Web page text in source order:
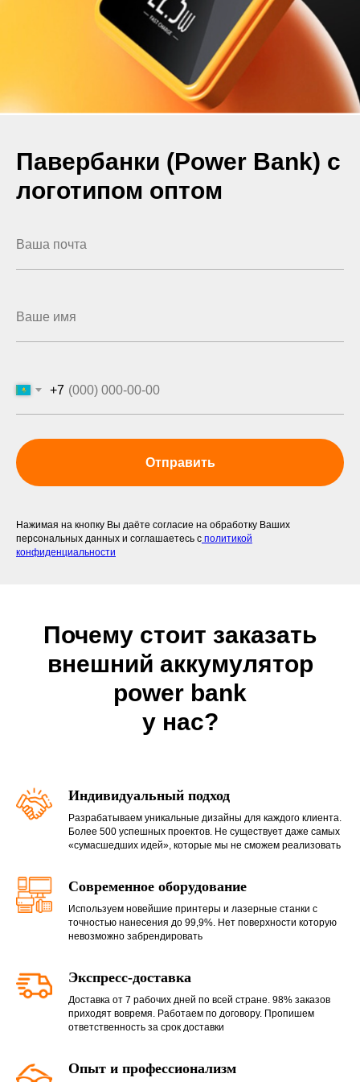
Павербанки (Power Bank) с
логотипом оптом
+7
Отправить
Нажимая на кнопку Вы даёте согласие на обработку Ваших
персональных данных и соглашаетесь с политикой
конфиденциальности
Почему стоит заказать
внешний аккумулятор
power bank
у нас?
Индивидуальный подход
Разрабатываем уникальные дизайны для каждого клиента.
Более 500 успешных проектов. Не существует даже самых
«сумасшедших идей», которые мы не сможем реализовать
Современное оборудование
Используем новейшие принтеры и лазерные станки с
точностью нанесения до 99,9%. Нет поверхности которую
невозможно забрендировать
Экспресс-доставка
Доставка от 7 рабочих дней по всей стране. 98% заказов
приходят вовремя. Работаем по договору. Пропишем
ответственность за срок доставки
Опыт и профессионализм